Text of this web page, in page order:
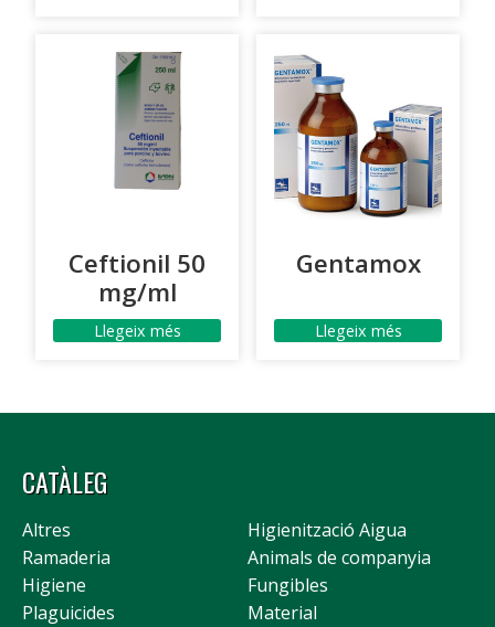
Ceftionil 50
mg/ml
Llegeix més
Gentamox
Llegeix més
CATÀLEG
Altres
Higienització Aigua
Ramaderia
Animals de companyia
Higiene
Fungibles
Plaguicides
Material